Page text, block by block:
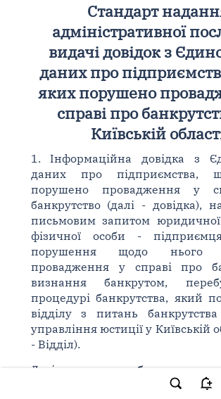
Стандарт
адміністративної
видачі довідок з
даних про
яких порушено
справі про
Київській
1. Інформаційна довідка з
даних про підприємства,
порушено провадження у
банкрутство (далі - довідка),
письмовим запитом
фізичної особи -
порушення щодо нього
провадження у справі про
визнання банкрутом,
процедурі банкрутства, який
відділу з питань
управління юстиції у Київській
- Відділ).
Довідка надається безоплатно.